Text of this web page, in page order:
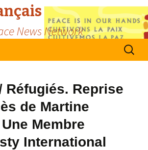
News Network
Search
for:
Réfugiés. Reprise
de Martine
Membre
International